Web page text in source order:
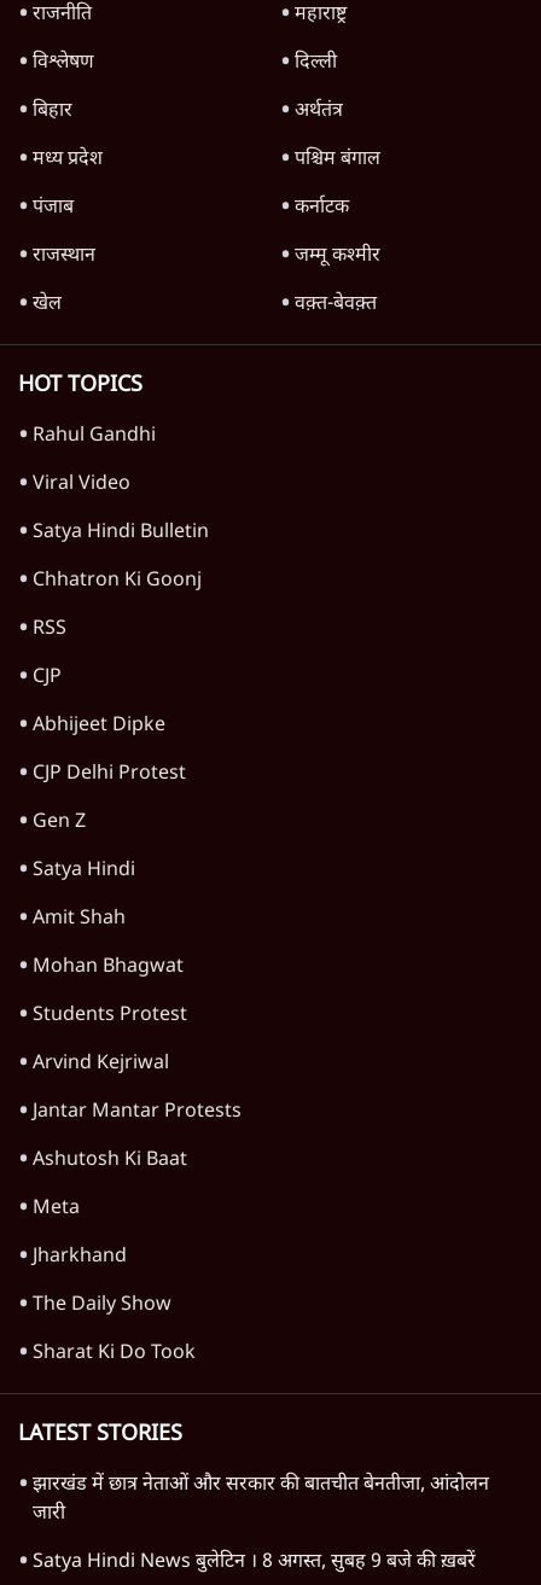
राजनीति
महाराष्ट्र
विश्लेषण
दिल्ली
बिहार
अर्थतंत्र
मध्य प्रदेश
पश्चिम बंगाल
पंजाब
कर्नाटक
राजस्थान
जम्मू कश्मीर
खेल
वक़्त-बेवक़्त
HOT TOPICS
Rahul Gandhi
Viral Video
Satya Hindi Bulletin
Chhatron Ki Goonj
RSS
CJP
Abhijeet Dipke
CJP Delhi Protest
Gen Z
Satya Hindi
Amit Shah
Mohan Bhagwat
Students Protest
Arvind Kejriwal
Jantar Mantar Protests
Ashutosh Ki Baat
Meta
Jharkhand
The Daily Show
Sharat Ki Do Took
LATEST STORIES
झारखंड में छात्र नेताओं और सरकार की बातचीत बेनतीजा, आंदोलन
जारी
Satya Hindi News बुलेटिन । 8 अगस्त, सुबह 9 बजे की ख़बरें